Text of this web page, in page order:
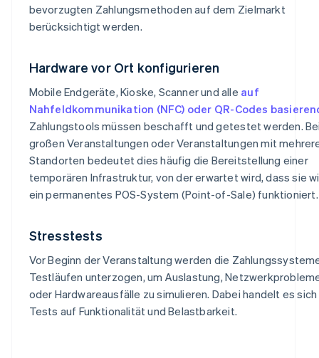
bevorzugten Zahlungsmethoden auf dem Zielmarkt
berücksichtigt werden.
Hardware vor Ort konfigurieren
Mobile Endgeräte, Kioske, Scanner und alle auf
Nahfeldkommunikation (NFC) oder QR-Codes
Zahlungstools müssen beschafft und getestet werden.
großen Veranstaltungen oder Veranstaltungen mit
Standorten bedeutet dies häufig die Bereitstellung einer
temporären Infrastruktur, von der erwartet wird, dass sie
ein permanentes POS-System (Point-of-Sale) funktioniert.
Stresstests
Vor Beginn der Veranstaltung werden die
Testläufen unterzogen, um Auslastung,
oder Hardwareausfälle zu simulieren. Dabei handelt es sich
Tests auf Funktionalität und Belastbarkeit.